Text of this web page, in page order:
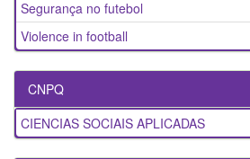
Segurança no futebol
Violence in football
CNPQ
CIENCIAS SOCIAIS APLICADAS